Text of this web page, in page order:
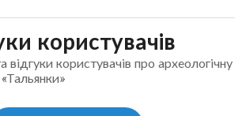
користувачів
відгуки користувачів про археологічну